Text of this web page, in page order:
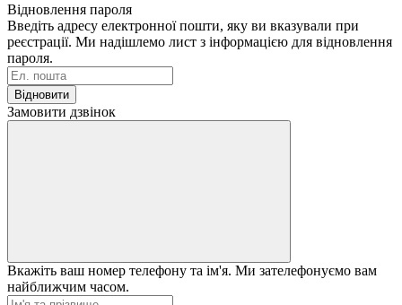
Відновлення пароля
Введіть адресу електронної пошти, яку ви вказували при
реєстрації. Ми надішлемо лист з інформацією для відновлення
пароля.
Відновити
Замовити дзвінок
Вкажіть ваш номер телефону та ім'я. Ми зателефонуємо вам
найближчим часом.